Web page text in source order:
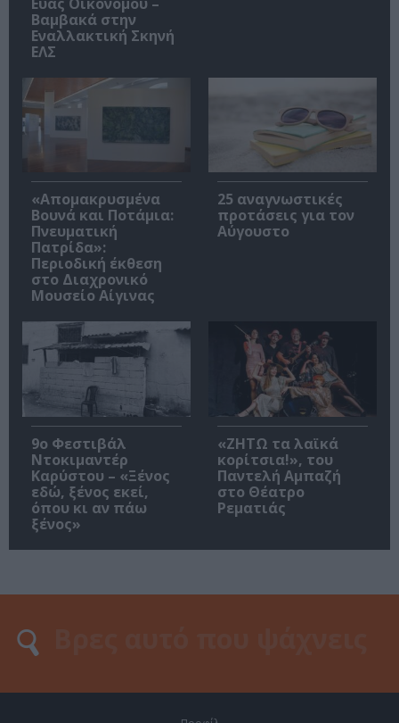
Βαμβακά στην
Εναλλακτική Σκηνή
ΕΛΣ
«Απομακρυσμένα
Βουνά και Ποτάμια:
Πνευματική
Πατρίδα»:
Περιοδική έκθεση
στο Διαχρονικό
Μουσείο Αίγινας
25 αναγνωστικές
προτάσεις για τον
Αύγουστο
9ο Φεστιβάλ
Ντοκιμαντέρ
Καρύστου – «Ξένος
εδώ, ξένος εκεί,
όπου κι αν πάω
ξένος»
«ΖΗΤΩ τα λαϊκά
κορίτσια!», του
Παντελή Αμπαζή
στο Θέατρο
Ρεματιάς